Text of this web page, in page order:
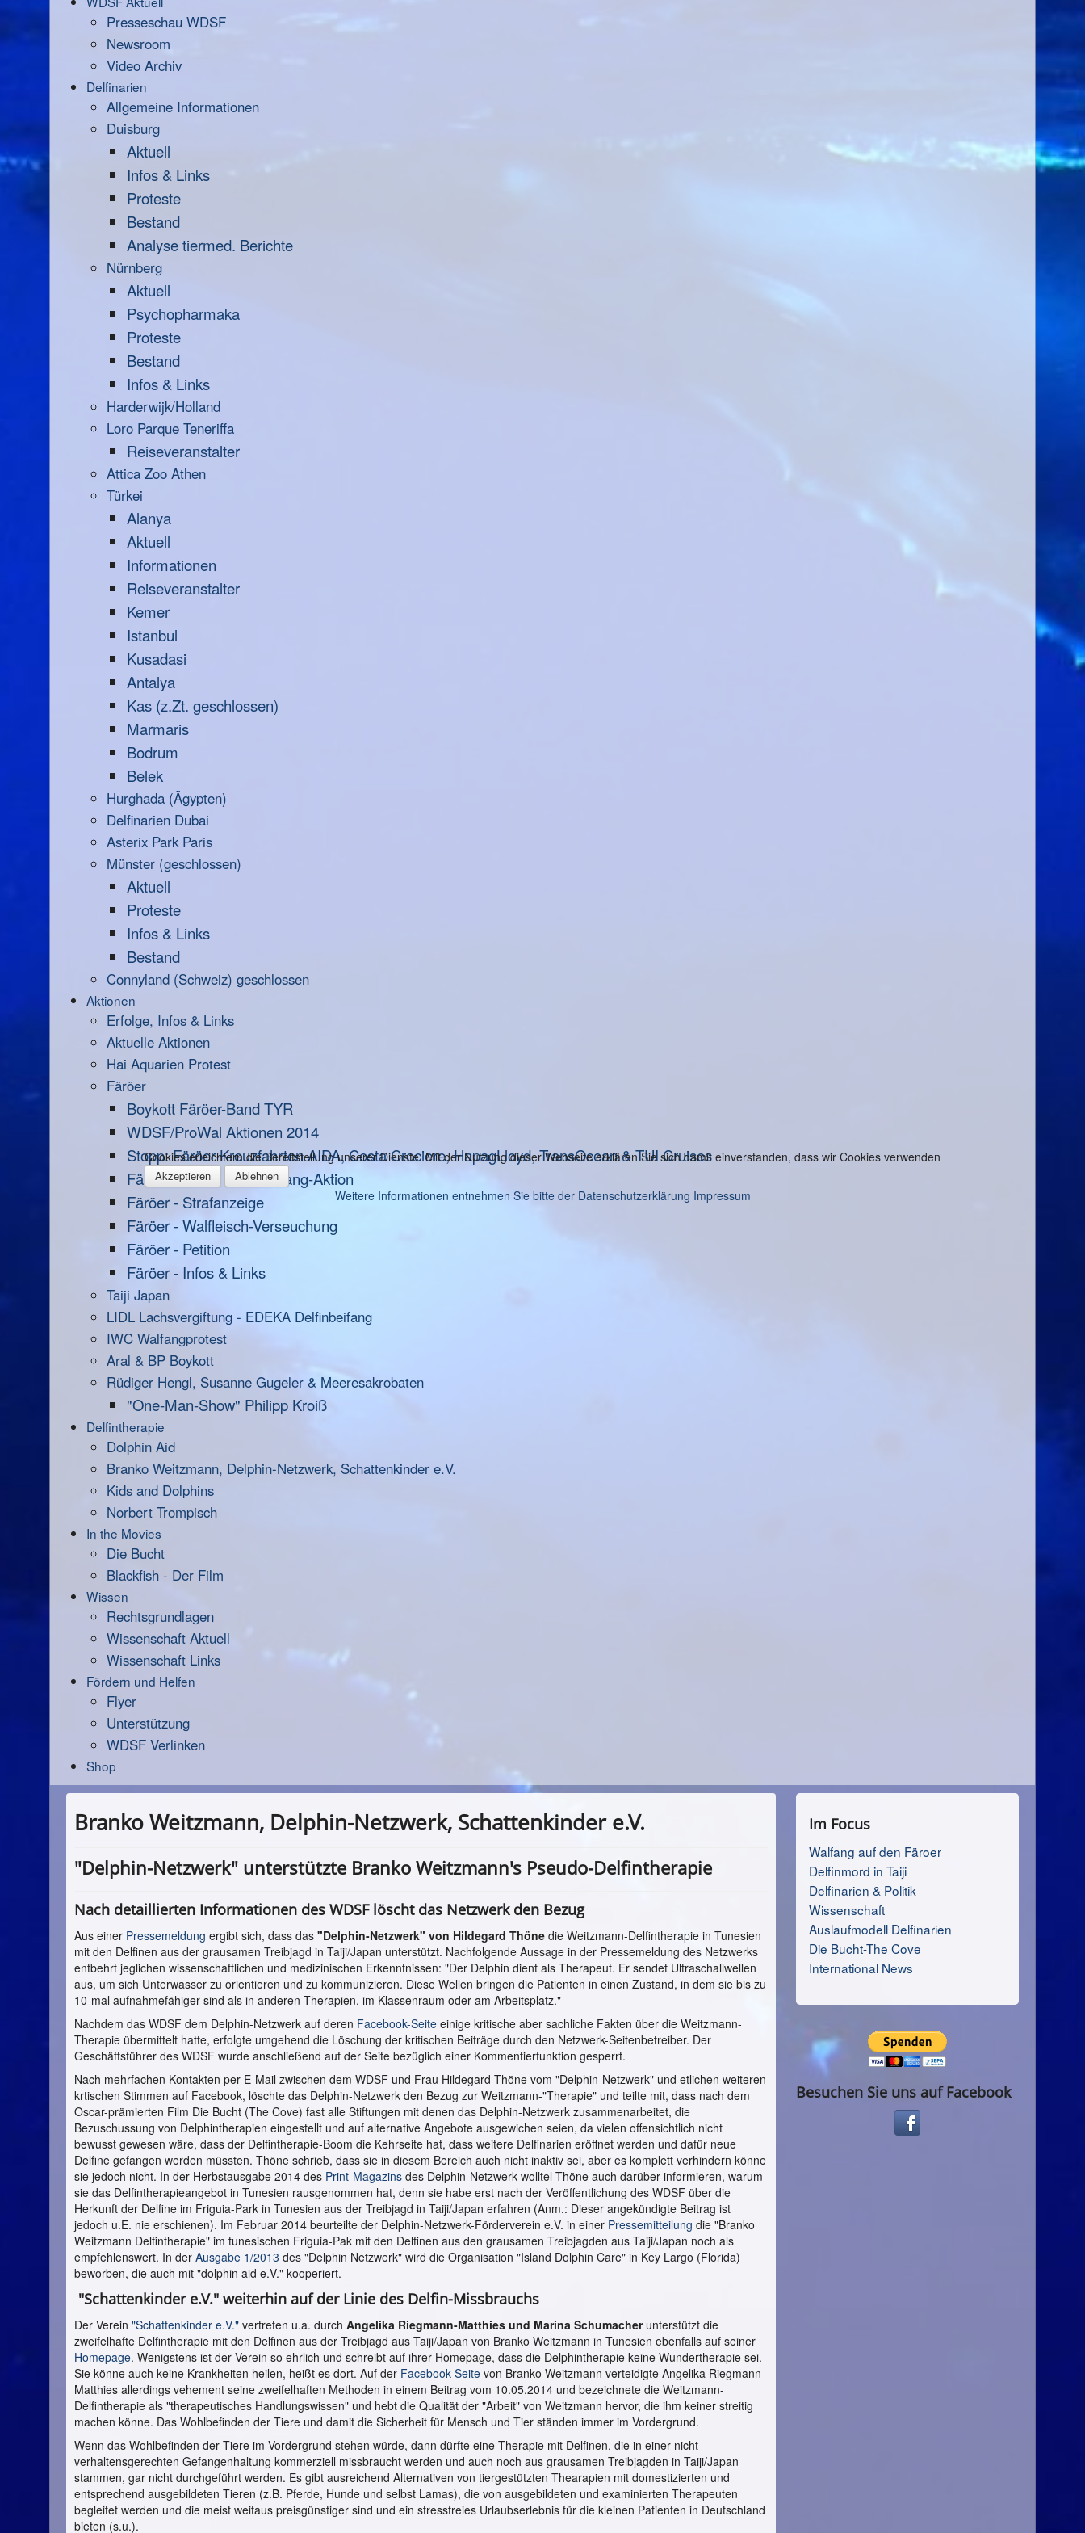
Presseschau WDSF
Newsroom
Video Archiv
Delfinarien
Allgemeine Informationen
Duisburg
Aktuell
Infos & Links
Proteste
Bestand
Analyse tiermed. Berichte
Nürnberg
Aktuell
Psychopharmaka
Proteste
Bestand
Infos & Links
Harderwijk/Holland
Loro Parque Teneriffa
Reiseveranstalter
Attica Zoo Athen
Türkei
Alanya
Aktuell
Informationen
Reiseveranstalter
Kemer
Istanbul
Kusadasi
Antalya
Kas (z.Zt. geschlossen)
Marmaris
Bodrum
Belek
Hurghada (Ägypten)
Delfinarien Dubai
Asterix Park Paris
Münster (geschlossen)
Aktuell
Proteste
Infos & Links
Bestand
Connyland (Schweiz) geschlossen
Aktionen
Erfolge, Infos & Links
Aktuelle Aktionen
Hai Aquarien Protest
Färöer
Boykott Färöer-Band TYR
WDSF/ProWal Aktionen 2014
Stopp: Färöer-Kreuzfahrten AIDA, Costa Crociere, HapagLloyd, TransOcean & TUI Cruises
Färöer-Inseln - Anti-Walfang-Aktion
Färöer - Strafanzeige
Färöer - Walfleisch-Verseuchung
Färöer - Petition
Färöer - Infos & Links
Taiji Japan
LIDL Lachsvergiftung - EDEKA Delfinbeifang
IWC Walfangprotest
Aral & BP Boykott
Rüdiger Hengl, Susanne Gugeler & Meeresakrobaten
"One-Man-Show" Philipp Kroiß
Delfintherapie
Dolphin Aid
Branko Weitzmann, Delphin-Netzwerk, Schattenkinder e.V.
Kids and Dolphins
Norbert Trompisch
In the Movies
Die Bucht
Blackfish - Der Film
Wissen
Rechtsgrundlagen
Wissenschaft Aktuell
Wissenschaft Links
Fördern und Helfen
Flyer
Unterstützung
WDSF Verlinken
Shop
Branko Weitzmann, Delphin-Netzwerk, Schattenkinder e.V.
"Delphin-Netzwerk" unterstützte Branko Weitzmann's Pseudo-Delfintherapie
Nach detaillierten Informationen des WDSF löscht das Netzwerk den Bezug
Aus einer Pressemeldung ergibt sich, dass das "Delphin-Netzwerk" von Hildegard Thöne die Weitzmann-Delfintherapie in Tunesien
mit den Delfinen aus der grausamen Treibjagd in Taiji/Japan unterstützt. Nachfolgende Aussage in der Pressemeldung des Netzwerks
entbehrt jeglichen wissenschaftlichen und medizinischen Erkenntnissen: "Der Delphin dient als Therapeut. Er sendet Ultraschallwellen
aus, um sich Unterwasser zu orientieren und zu kommunizieren. Diese Wellen bringen die Patienten in einen Zustand, in dem sie bis zu
10-mal aufnahmefähiger sind als in anderen Therapien, im Klassenraum oder am Arbeitsplatz."
Nachdem das WDSF dem Delphin-Netzwerk auf deren Facebook-Seite einige kritische aber sachliche Fakten über die Weitzmann-
Therapie übermittelt hatte, erfolgte umgehend die Löschung der kritischen Beiträge durch den Netzwerk-Seitenbetreiber. Der
Geschäftsführer des WDSF wurde anschließend auf der Seite bezüglich einer Kommentierfunktion gesperrt.
Nach mehrfachen Kontakten per E-Mail zwischen dem WDSF und Frau Hildegard Thöne vom "Delphin-Netzwerk" und etlichen weiteren
krtischen Stimmen auf Facebook, löschte das Delphin-Netzwerk den Bezug zur Weitzmann-"Therapie" und teilte mit, dass nach dem
Oscar-prämierten Film Die Bucht (The Cove) fast alle Stiftungen mit denen das Delphin-Netzwerk zusammenarbeitet, die
Bezuschussung von Delphintherapien eingestellt und auf alternative Angebote ausgewichen seien, da vielen offensichtlich nicht
bewusst gewesen wäre, dass der Delfintherapie-Boom die Kehrseite hat, dass weitere Delfinarien eröffnet werden und dafür neue
Delfine gefangen werden müssten. Thöne schrieb, dass sie in diesem Bereich auch nicht inaktiv sei, aber es komplett verhindern könne
sie jedoch nicht. In der Herbstausgabe 2014 des Print-Magazins des Delphin-Netzwerk wolltel Thöne auch darüber informieren, warum
sie das Delfintherapieangebot in Tunesien rausgenommen hat, denn sie habe erst nach der Veröffentlichung des WDSF über die
Herkunft der Delfine im Friguia-Park in Tunesien aus der Treibjagd in Taiji/Japan erfahren (Anm.: Dieser angekündigte Beitrag ist
jedoch u.E. nie erschienen). Im Februar 2014 beurteilte der Delphin-Netzwerk-Förderverein e.V. in einer Pressemitteilung die "Branko
Weitzmann Delfintherapie" im tunesischen Friguia-Pak mit den Delfinen aus den grausamen Treibjagden aus Taiji/Japan noch als
empfehlenswert. In der Ausgabe 1/2013 des "Delphin Netzwerk" wird die Organisation "Island Dolphin Care" in Key Largo (Florida)
beworben, die auch mit "dolphin aid e.V." kooperiert.
"Schattenkinder e.V." weiterhin auf der Linie des Delfin-Missbrauchs
Der Verein "Schattenkinder e.V." vertreten u.a. durch Angelika Riegmann-Matthies und Marina Schumacherunterstützt die
zweifelhafte Delfintherapie mit den Delfinen aus der Treibjagd aus Taiji/Japan von Branko Weitzmann in Tunesien ebenfalls auf seiner
Homepage. Wenigstens ist der Verein so ehrlich und schreibt auf ihrer Homepage, dass die Delphintherapie keine Wundertherapie sei.
Sie könne auch keine Krankheiten heilen, heißt es dort. Auf der Facebook-Seite von Branko Weitzmann verteidigte Angelika Riegmann-
Matthies allerdings vehement seine zweifelhaften Methoden in einem Beitrag vom 10.05.2014 und bezeichnete die Weitzmann-
Delfintherapie als "therapeutisches Handlungswissen" und hebt die Qualität der "Arbeit" von Weitzmann hervor, die ihm keiner streitig
machen könne. Das Wohlbefinden der Tiere und damit die Sicherheit für Mensch und Tier ständen immer im Vordergrund.
Wenn das Wohlbefinden der Tiere im Vordergrund stehen würde, dann dürfte eine Therapie mit Delfinen, die in einer nicht-
verhaltensgerechten Gefangenhaltung kommerziell missbraucht werden und auch noch aus grausamen Treibjagden in Taiji/Japan
stammen, gar nicht durchgeführt werden. Es gibt ausreichend Alternativen von tiergestützten Thearapien mit domestizierten und
entsprechend ausgebildeten Tieren (z.B. Pferde, Hunde und selbst Lamas), die von ausgebildeten und examinierten Therapeuten
begleitet werden und die meist weitaus preisgünstiger sind und ein stressfreies Urlaubserlebnis für die kleinen Patienten in Deutschland
bieten (s.u.).
Im Focus
Walfang auf den Färoer
Delfinmord in Taiji
Delfinarien & Politik
Wissenschaft
Auslaufmodell Delfinarien
Die Bucht-The Cove
International News
Besuchen Sie uns auf Facebook
Cookies erleichtern die Bereitstellung unserer Dienste. Mit der Nutzung dieser Webseite erklären Sie sich damit einverstanden, dass wir Cookies verwenden
Akzeptieren Ablehnen
Weitere Informationen entnehmen Sie bitte der Datenschutzerklärung Impressum